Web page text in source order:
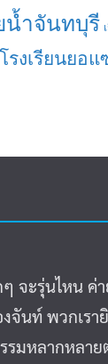
น้ำจันทบุรี
โรงเรียนยอ
ๆ จะรุ่นไหน ค่
จันท์ พวกเร
รมหลากหลา